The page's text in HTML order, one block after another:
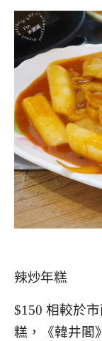
辣炒年糕
$150 相較於
糕，《韓井閣